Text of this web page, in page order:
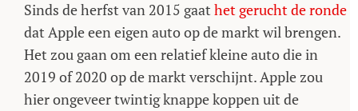
Sinds de herfst van 2015 gaat het gerucht de ronde
dat Apple een eigen auto op de markt wil brengen.
Het zou gaan om een relatief kleine auto die in
2019 of 2020 op de markt verschijnt. Apple zou
hier ongeveer twintig knappe koppen uit de